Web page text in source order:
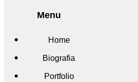
Menu
Home
Biografia
Portfolio